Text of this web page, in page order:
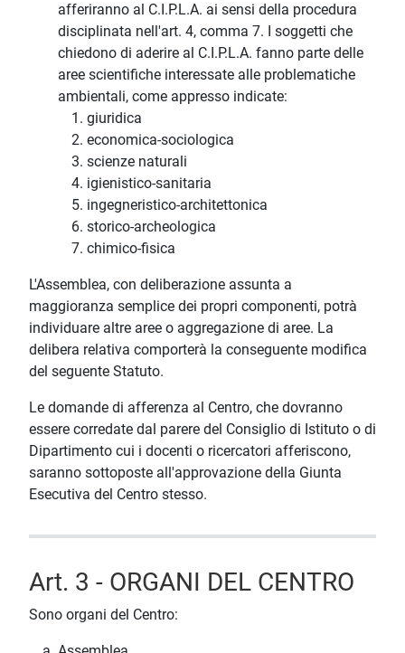
afferiranno al C.I.P.L.A. ai sensi della procedura
disciplinata nell'art. 4, comma 7. I soggetti che
chiedono di aderire al C.I.P.L.A. fanno parte delle
aree scientifiche interessate alle problematiche
ambientali, come appresso indicate:
giuridica
economica-sociologica
scienze naturali
igienistico-sanitaria
ingegneristico-architettonica
storico-archeologica
chimico-fisica
L'Assemblea, con deliberazione assunta a
maggioranza semplice dei propri componenti, potrà
individuare altre aree o aggregazione di aree. La
delibera relativa comporterà la conseguente modifica
del seguente Statuto.
Le domande di afferenza al Centro, che dovranno
essere corredate dal parere del Consiglio di Istituto o di
Dipartimento cui i docenti o ricercatori afferiscono,
saranno sottoposte all'approvazione della Giunta
Esecutiva del Centro stesso.
Art. 3 - ORGANI DEL CENTRO
Sono organi del Centro: